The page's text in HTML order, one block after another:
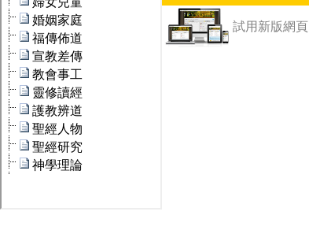
試用新版網頁